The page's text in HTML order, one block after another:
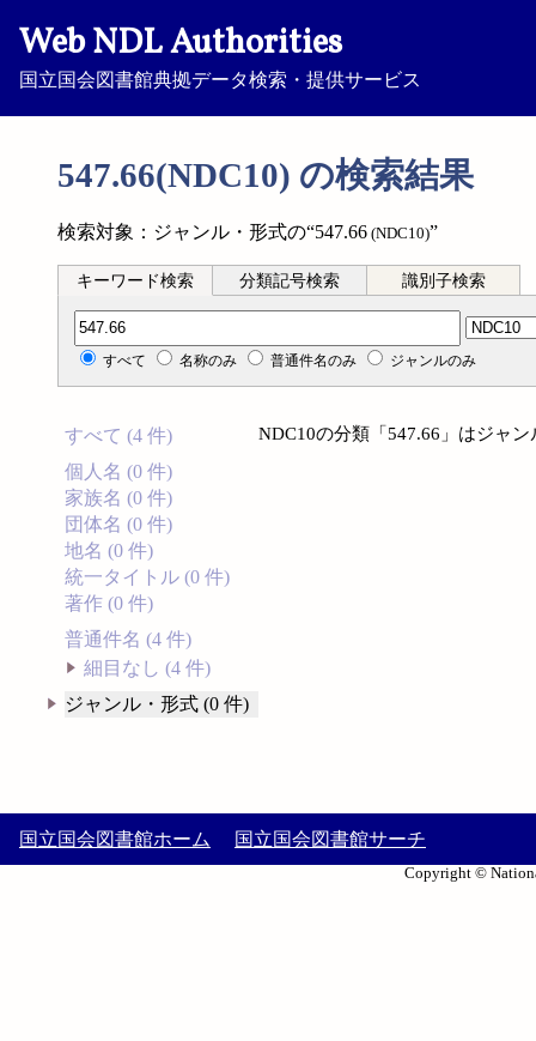
Web NDL Authorities
国立国会図書館典拠データ検索・提供サービス
547.66(NDC10) の検索結果
検索対象：ジャンル・形式の“547.66 (NDC10)”
キーワード検索 分類記号検索 識別子検索
分類記号検索
すべて 名称のみ 普通件名のみ ジャンルのみ
すべて (4 件)
個人名 (0 件)
家族名 (0 件)
団体名 (0 件)
地名 (0 件)
統一タイトル (0 件)
著作 (0 件)
普通件名 (4 件)
細目なし (4 件)
ジャンル・形式 (0 件)
NDC10の分類「547.66」はジャ
国立国会図書館ホーム 国立国会図書館サーチ
Copyright ©